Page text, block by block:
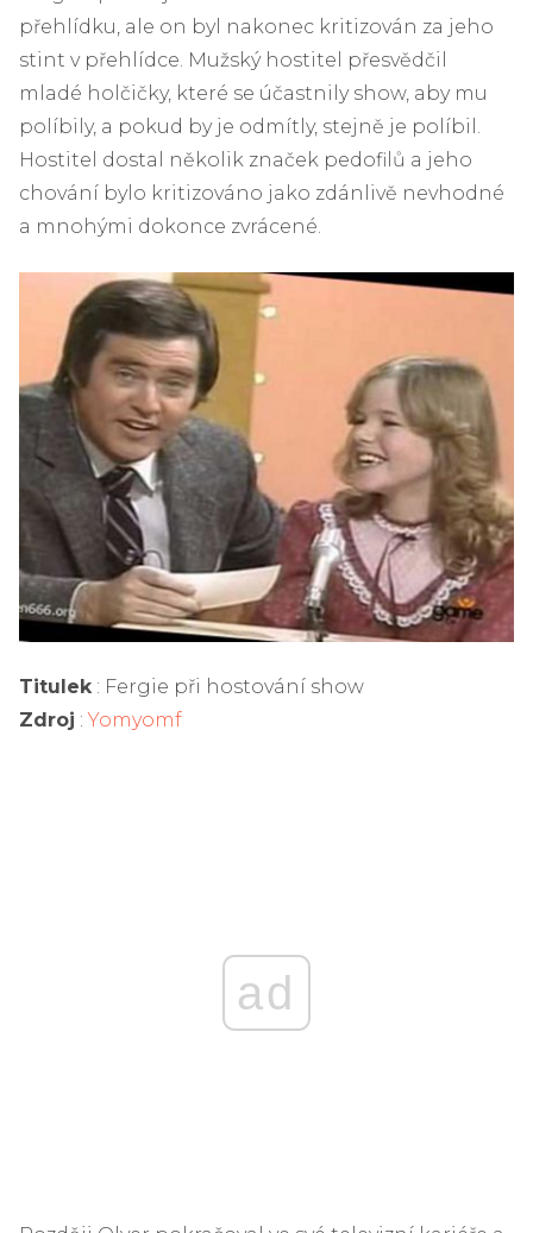
přehlídku, ale on byl nakonec kritizován za jeho
stint v přehlídce. Mužský hostitel přesvědčil
mladé holčičky, které se účastnily show, aby mu
políbily, a pokud by je odmítly, stejně je políbil.
Hostitel dostal několik značek pedofilů a jeho
chování bylo kritizováno jako zdánlivě nevhodné
a mnohými dokonce zvrácené.
Titulek: Fergie při hostování show
Zdroj :Yomyomf
ad